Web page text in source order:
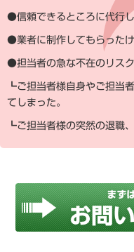
●信頼できるところに代行し
●業者に制作してもらったけ
●担当者の急な不在のリスク
┗ご担当者様自身やご担当
てしまった。
┗ご担当者様の突然の退職